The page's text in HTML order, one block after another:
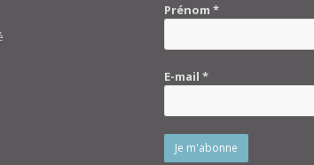
Prénom*
E-mail*